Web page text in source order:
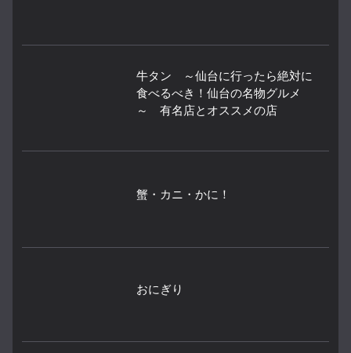
牛タン ～仙台に行ったら絶対に
食べるべき！仙台の名物グルメ
～ 有名店とオススメの店
蟹・カニ・かに！
おにぎり